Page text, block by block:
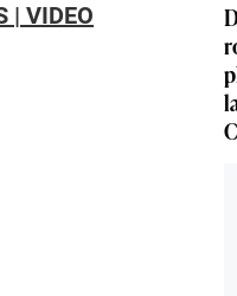
| VIDEO